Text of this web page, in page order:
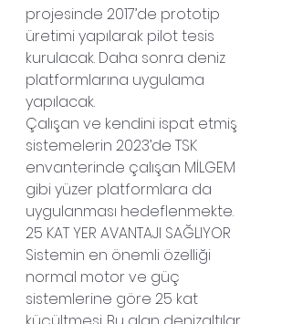
projesinde 2017’de prototip
üretimi yapılarak pilot tesis
kurulacak. Daha sonra deniz
platformlarına uygulama
yapılacak.
Çalışan ve kendini ispat etmiş
sistemelerin 2023’de TSK
envanterinde çalışan MİLGEM
gibi yüzer platformlara da
uygulanması hedeflenmekte.
25 KAT YER AVANTAJI SAĞLIYOR
Sistemin en önemli özelliği
normal motor ve güç
sistemlerine göre 25 kat